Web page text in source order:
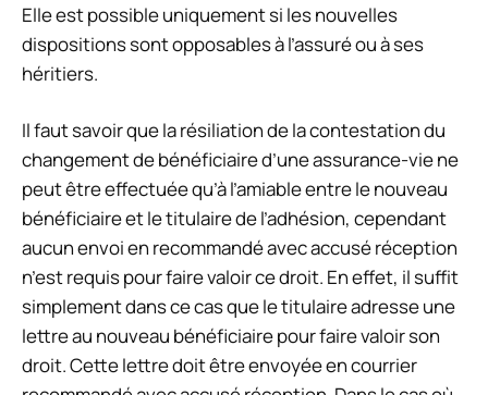
Elle est possible uniquement si les nouvelles
dispositions sont opposables à l’assuré ou à ses
héritiers.
Il faut savoir que la résiliation de la contestation du
changement de bénéficiaire d’une assurance-vie ne
peut être effectuée qu’à l’amiable entre le nouveau
bénéficiaire et le titulaire de l’adhésion, cependant
aucun envoi en recommandé avec accusé réception
n’est requis pour faire valoir ce droit. En effet, il suffit
simplement dans ce cas que le titulaire adresse une
lettre au nouveau bénéficiaire pour faire valoir son
droit. Cette lettre doit être envoyée en courrier